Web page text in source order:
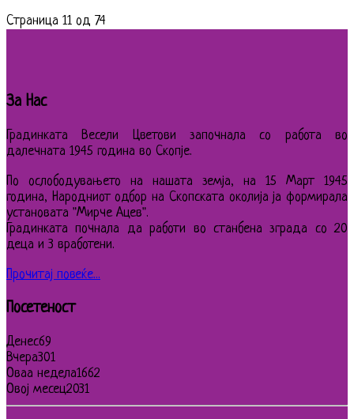
Страница 11 од 74
За Нас
Градинката Весели Цветови започнала со работа во
далечната 1945 година во Скопје.
По ослободувањето на нашата земја, на 15 Март 1945
година, Народниот одбор на Скопската околија ја формирала
установата "Мирче Ацев".
Градинката почнала да работи во станбена зграда со 20
деца и 3 вработени.
Прочитај повеќе...
Посетеност
Денес69
Вчера301
Оваа недела1662
Овој месец2031